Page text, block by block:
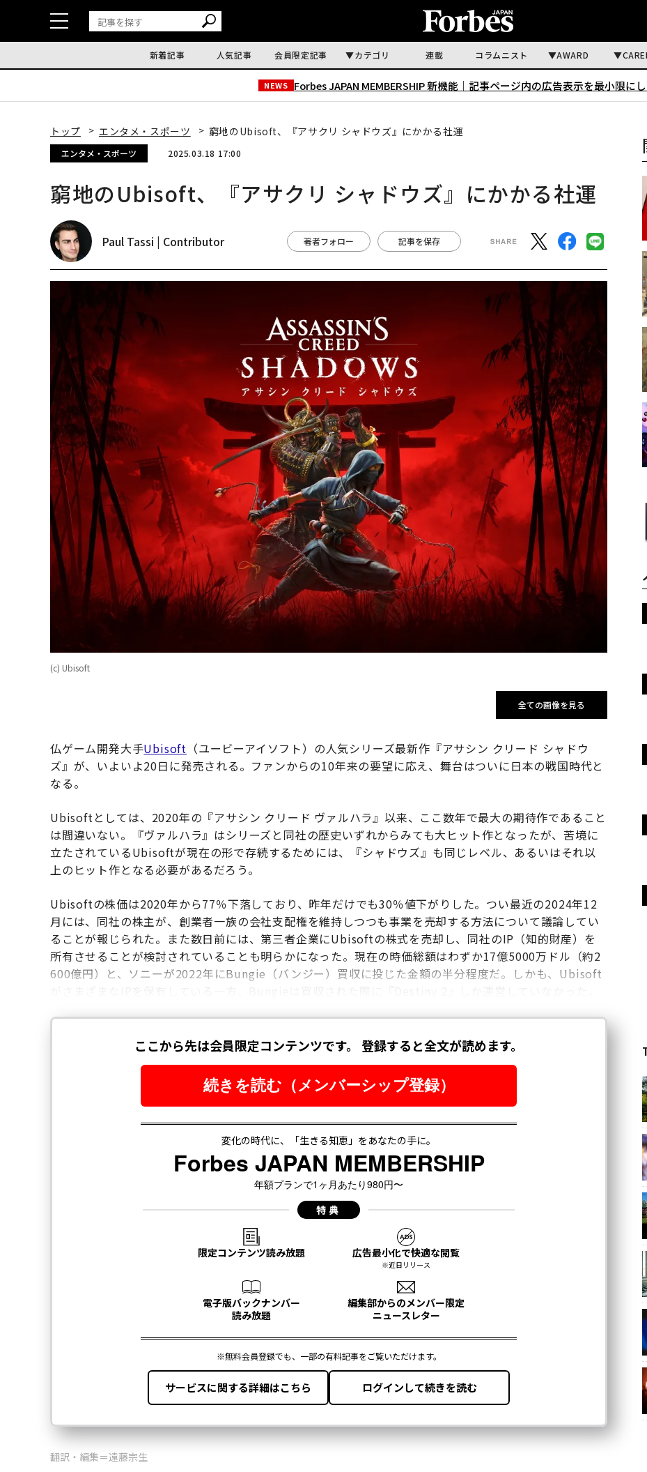
新着記事 人気記事 会員限定記事 カテゴリ 連載 コラムニスト AWARD
NEWS Forbes JAPAN MEMBERSHIP 新機能｜ 記事ページ内の広告表示を最小限に
トップ エンタメ・スポーツ 窮地のUbisoft、『アサクリ シャドウズ』にかかる社運
エンタメ・スポーツ 2025.03.18 17:00
窮地のUbisoft、『アサクリ シャドウズ』にかかる社運
Paul Tassi | Contributor 著者フォロー 記事を保存
(c) Ubisoft
全ての画像を見る
仏ゲーム開発大手Ubisoft （ユービーアイソフト）の人気シリーズ最新作『アサシン クリード シャドウ
ズ』が、いよいよ20日に発売される。ファンからの10年来の要望に応え、舞台はついに日本の戦国時代と
なる。
Ubisoftとしては、2020年の『アサシン クリード ヴァルハラ』以来、ここ数年で最大の期待作であること
は間違いない。『ヴァルハラ』はシリーズと同社の歴史いずれからみても大ヒット作となったが、苦境に
立たされているUbisoftが現在の形で存続するためには、『シャドウズ』も同じレベル、あるいはそれ以
上のヒット作となる必要があるだろう。
Ubisoftの株価は2020年から77％下落しており、昨年だけでも30％値下がりした。つい最近の2024年12
月には、同社の株主が、創業者一族の会社支配権を維持しつつも事業を売却する方法について議論してい
ることが報じられた。また数日前には、第三者企業にUbisoftの株式を売却し、同社のIP（知的財産）を
所有させることが検討されていることも明らかになった。現在の時価総額はわずか17億5000万ドル（約2
600億円）と、ソニーが2022年にBungie（バンジー）買収に投じた金額の半分程度だ。しかも、Ubisoft
翻訳・編集＝遠藤宗生